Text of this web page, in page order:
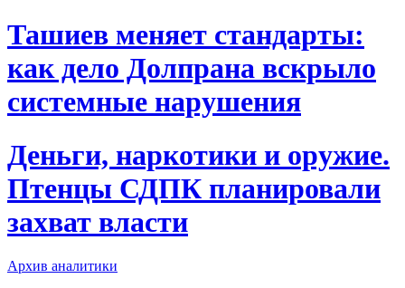
Ташиев меняет стандарты:
как дело Долпрана вскрыло
системные нарушения
Деньги, наркотики и оружие.
Птенцы СДПК планировали
захват власти
Архив аналитики